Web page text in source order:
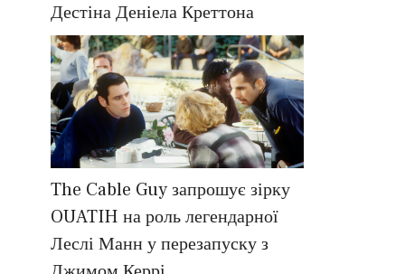
Дестіна Деніела Креттона
The Cable Guy запрошує зірку
OUATIH на роль легендарної
Леслі Манн у перезапуску з